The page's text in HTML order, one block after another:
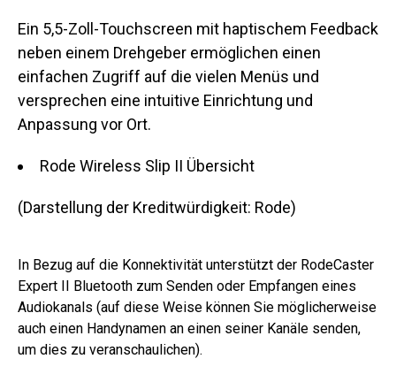
Ein 5,5-Zoll-Touchscreen mit haptischem Feedback
neben einem Drehgeber ermöglichen einen
einfachen Zugriff auf die vielen Menüs und
versprechen eine intuitive Einrichtung und
Anpassung vor Ort.
Rode Wireless Slip II Übersicht
(Darstellung der Kreditwürdigkeit: Rode)
In Bezug auf die Konnektivität unterstützt der RodeCaster
Expert II Bluetooth zum Senden oder Empfangen eines
Audiokanals (auf diese Weise können Sie möglicherweise
auch einen Handynamen an einen seiner Kanäle senden,
um dies zu veranschaulichen).